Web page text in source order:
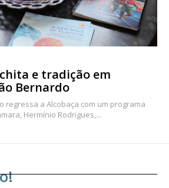
e tradição em
Bernardo
regressa a Alcobaça com um programa
Hermínio Rodrigues,...